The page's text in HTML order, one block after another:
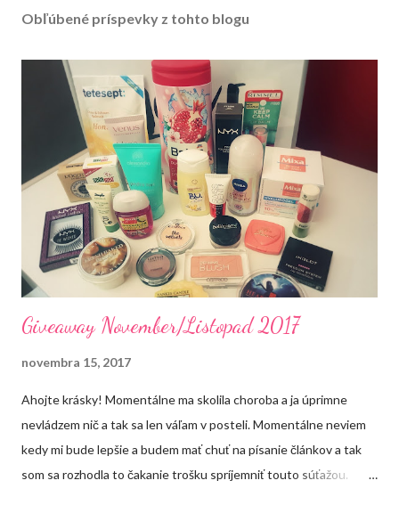
e
n
o
á
r
a
Obľúbené príspevky z tohto blogu
Giveaway November/Listopad 2017
novembra 15, 2017
Ahojte krásky! Momentálne ma skolila choroba a ja úprimne
nevládzem nič a tak sa len váľam v posteli. Momentálne neviem
kedy mi bude lepšie a budem mať chuť na písanie článkov a tak
som sa rozhodla to čakanie trošku spríjemniť touto súťažou.